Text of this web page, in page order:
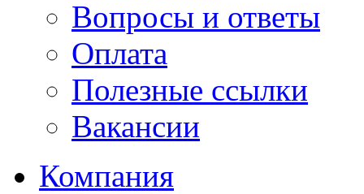
Вопросы и ответы
Оплата
Полезные ссылки
Вакансии
Компания